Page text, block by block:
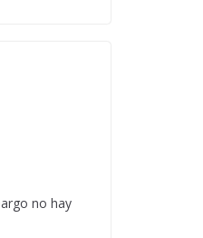
no hay